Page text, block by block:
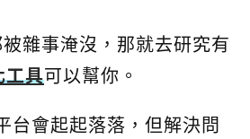
雜事淹沒，那就去研究有
工具可以幫你。
台會起起落落，但解決問